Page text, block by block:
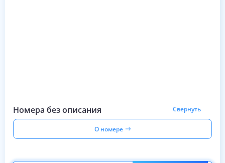
Номера без описания Свернуть
О номере